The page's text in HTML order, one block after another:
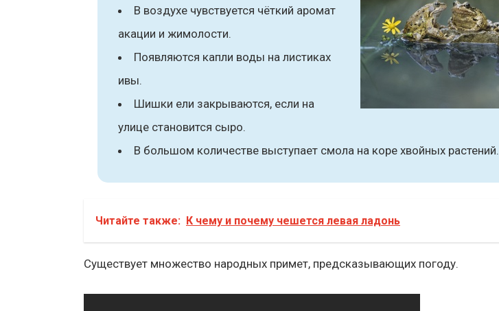
В воздухе чувствуется чёткий аромат
акации и жимолости.
Появляются капли воды на листиках
ивы.
Шишки ели закрываются, если на
улице становится сыро.
В большом количестве выступает смола на коре хвойных растений.
Читайте также: К чему и почему чешется левая ладонь
Существует множество народных примет, предсказывающих погоду.